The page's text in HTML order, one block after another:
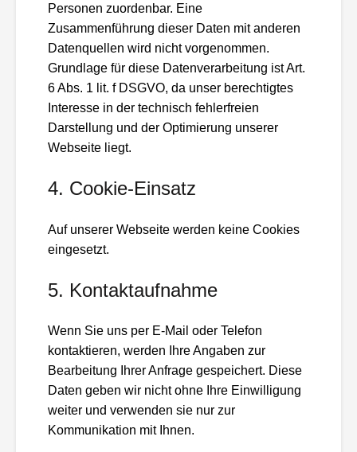
Personen zuordenbar. Eine
Zusammenführung dieser Daten mit anderen
Datenquellen wird nicht vorgenommen.
Grundlage für diese Datenverarbeitung ist Art.
6 Abs. 1 lit. f DSGVO, da unser berechtigtes
Interesse in der technisch fehlerfreien
Darstellung und der Optimierung unserer
Webseite liegt.
4. Cookie-Einsatz
Auf unserer Webseite werden keine Cookies
eingesetzt.
5. Kontaktaufnahme
Wenn Sie uns per E-Mail oder Telefon
kontaktieren, werden Ihre Angaben zur
Bearbeitung Ihrer Anfrage gespeichert. Diese
Daten geben wir nicht ohne Ihre Einwilligung
weiter und verwenden sie nur zur
Kommunikation mit Ihnen.